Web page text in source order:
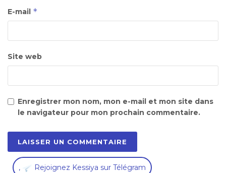
E-mail *
Site web
Enregistrer mon nom, mon e-mail et mon site dans
le navigateur pour mon prochain commentaire.
, Rejoignez Kessiya sur Télégram